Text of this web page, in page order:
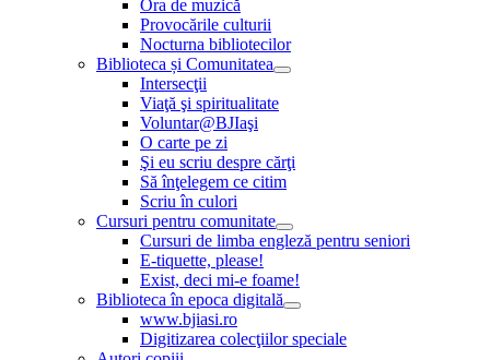
Ora de muzică
Provocările culturii
Nocturna bibliotecilor
Biblioteca și Comunitatea
Intersecţii
Viaţă şi spiritualitate
Voluntar@BJIaşi
O carte pe zi
Şi eu scriu despre cărţi
Să înţelegem ce citim
Scriu în culori
Cursuri pentru comunitate
Cursuri de limba engleză pentru seniori
E-tiquette, please!
Exist, deci mi-e foame!
Biblioteca în epoca digitală
www.bjiasi.ro
Digitizarea colecţiilor speciale